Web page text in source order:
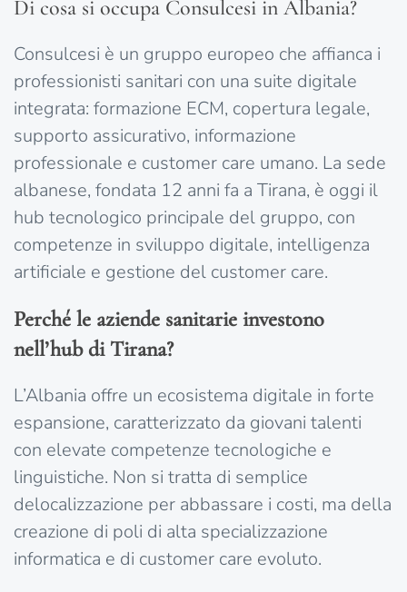
Di cosa si occupa Consulcesi in Albania?
Consulcesi è un gruppo europeo che affianca i
professionisti sanitari con una suite digitale
integrata: formazione ECM, copertura legale,
supporto assicurativo, informazione
professionale e customer care umano. La sede
albanese, fondata 12 anni fa a Tirana, è oggi il
hub tecnologico principale del gruppo, con
competenze in sviluppo digitale, intelligenza
artificiale e gestione del customer care.
Perché le aziende sanitarie investono
nell’hub di Tirana?
L’Albania offre un ecosistema digitale in forte
espansione, caratterizzato da giovani talenti
con elevate competenze tecnologiche e
linguistiche. Non si tratta di semplice
delocalizzazione per abbassare i costi, ma della
creazione di poli di alta specializzazione
informatica e di customer care evoluto.